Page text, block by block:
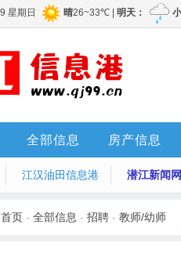
全部信息 房产信息
江汉油田信息港 潜江新闻网
首页 - 全部信息 - 招聘 - 教师/幼师